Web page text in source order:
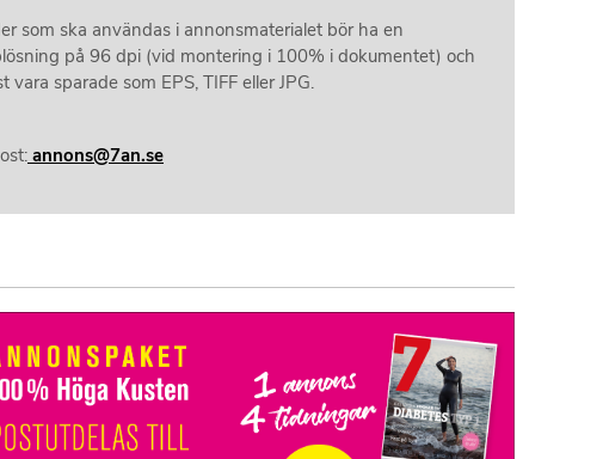
som ska användas i annonsmaterialet bör ha en
på 96 dpi (vid montering i 100% i dokumentet) och
vara sparade som EPS, TIFF eller JPG.
annons@7an.se